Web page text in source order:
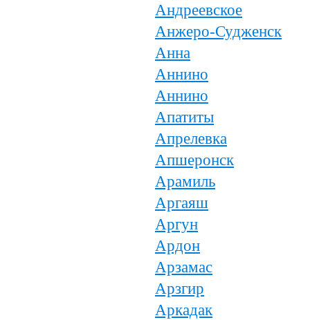
Андреевское
Анжеро-Судженск
Анна
Аннино
Аннино
Апатиты
Апрелевка
Апшеронск
Арамиль
Аргаяш
Аргун
Ардон
Арзамас
Арзгир
Аркадак